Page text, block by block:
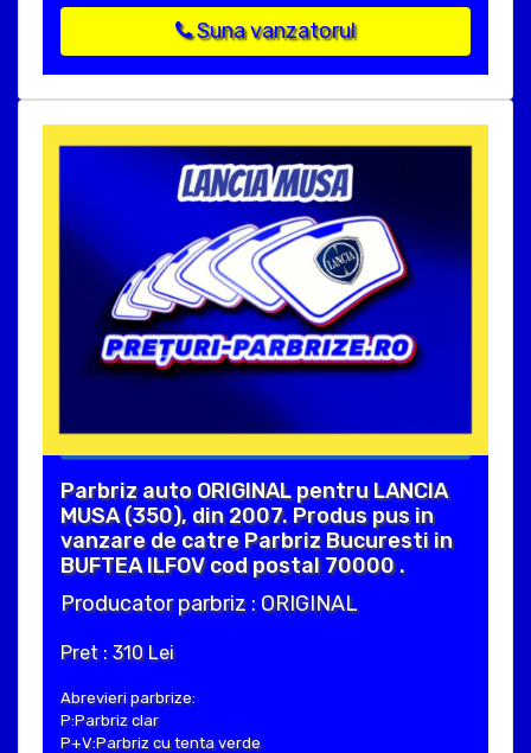
Suna vanzatorul
Parbriz auto ORIGINAL pentru LANCIA
MUSA (350), din 2007. Produs pus in
vanzare de catre Parbriz Bucuresti in
BUFTEA ILFOV cod postal 70000 .
Producator parbriz : ORIGINAL
Pret : 310 Lei
Abrevieri parbrize:
P:Parbriz clar
P+V:Parbriz cu tenta verde